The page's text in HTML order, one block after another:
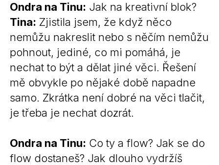
Ondra na Tinu: Jak na kreativní blok?
Tina: Zjistila jsem, že když něco
nemůžu nakreslit nebo s něčím nemůžu
pohnout, jediné, co mi pomáhá, je
nechat to být a dělat jiné věci. Řešení
mě obvykle po nějaké době napadne
samo. Zkrátka není dobré na věci tlačit,
je třeba je nechat dozrát.
Ondra na Tinu: Co ty a flow? Jak se do
flow dostaneš? Jak dlouho vydržíš